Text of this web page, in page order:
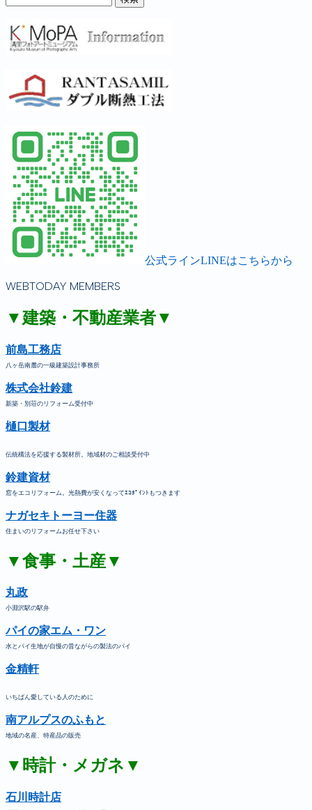
公式ラインLINEはこちらから
WEBTODAY MEMBERS
▼建築・不動産業者▼
前島工務店
八ヶ岳南麓の一級建築設計事務所
株式会社鈴建
新築・別荘のリフォーム受付中
樋口製材
伝統構法を応援する製材所。地域材のご相談受付中
鈴建資材
窓をエコリフォーム。光熱費が安くなってｴｺﾎﾟｲﾝﾄもつきます
ナガセキトーヨー住器
住まいのリフォームお任せ下さい
▼食事・土産▼
丸政
小淵沢駅の駅弁
パイの家エム・ワン
水とパイ生地が自慢の昔ながらの製法のパイ
金精軒
いちばん愛している人のために
南アルプスのふもと
地域の名産、特産品の販売
▼時計・メガネ▼
石川時計店